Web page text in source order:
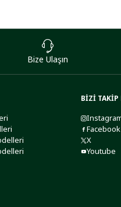
Bize Ulaşın
BİZİ TAKİP
Facebook
X
Youtube